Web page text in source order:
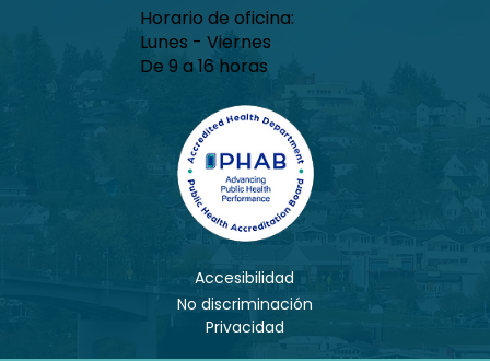
Horario de oficina:
Lunes - Viernes
De 9 a 16 horas
Accesibilidad
No discriminación
Privacidad